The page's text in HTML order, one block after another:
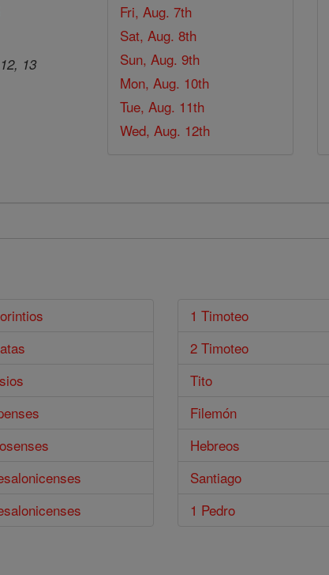
13
Fri, Aug. 7th
Sat, Aug. 8th
Sun, Aug. 9th
Mon, Aug. 10th
Tue, Aug. 11th
Wed, Aug. 12th
1 Timoteo
2 Timoteo
Tito
Filemón
Hebreos
Santiago
1 Pedro